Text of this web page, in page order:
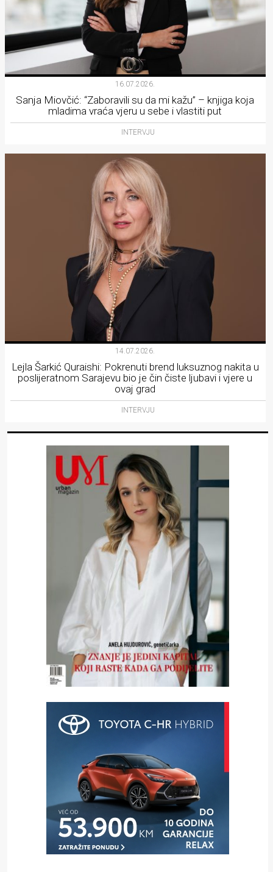
16.07.2026.
Sanja Miovčić: “Zaboravili su da mi kažu” – knjiga koja
mladima vraća vjeru u sebe i vlastiti put
INTERVJU
14.07.2026.
Lejla Šarkić Quraishi: Pokrenuti brend luksuznog nakita u
poslijeratnom Sarajevu bio je čin čiste ljubavi i vjere u
ovaj grad
INTERVJU